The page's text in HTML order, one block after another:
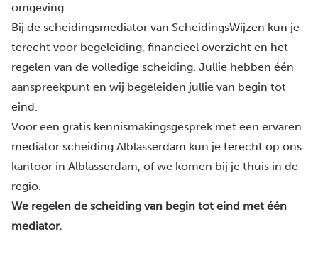
omgeving.
Bij de scheidingsmediator van ScheidingsWijzen kun je
terecht voor begeleiding, financieel overzicht en het
regelen van de volledige scheiding. Jullie hebben één
aanspreekpunt en wij begeleiden jullie van begin tot
eind.
Voor een gratis kennismakingsgesprek met een ervaren
mediator scheiding Alblasserdam kun je terecht op ons
kantoor in Alblasserdam, of we komen bij je thuis in de
regio.
We regelen de scheiding van begin tot eind met één
mediator.